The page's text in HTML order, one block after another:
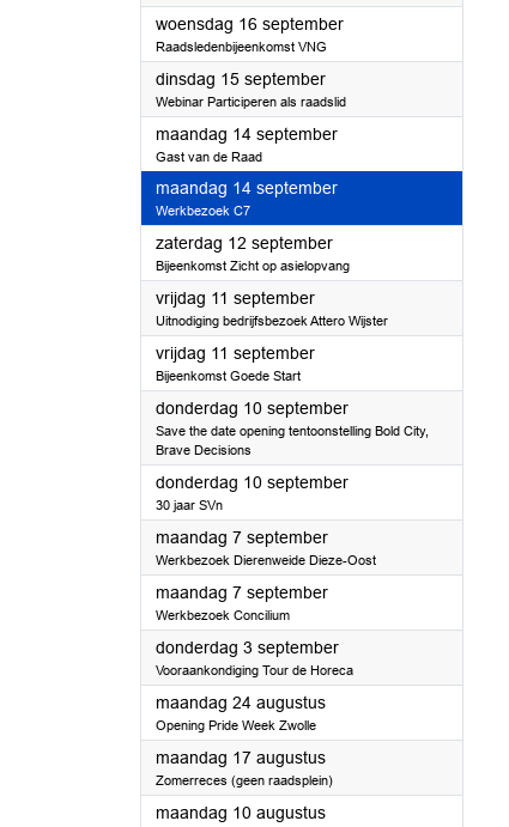
woensdag 16 september2026
Raadsledenbijeenkomst VNG
dinsdag 15 september2026
Webinar Participeren als raadslid
maandag 14 september2026
Gast van de Raad
maandag 14 september2026
Werkbezoek C7
zaterdag 12 september2026
Bijeenkomst Zicht op asielopvang
vrijdag 11 september2026
Uitnodiging bedrijfsbezoek Attero Wijster
vrijdag 11 september2026
Bijeenkomst Goede Start
donderdag 10 september2026
Save the date opening tentoonstelling Bold City,
Brave Decisions
donderdag 10 september2026
30 jaar SVn
maandag 7 september2026
Werkbezoek Dierenweide Dieze-Oost
maandag 7 september2026
Werkbezoek Concilium
donderdag 3 september2026
Vooraankondiging Tour de Horeca
maandag 24 augustus2026
Opening Pride Week Zwolle
maandag 17 augustus2026
Zomerreces (geen raadsplein)
maandag 10 augustus2026